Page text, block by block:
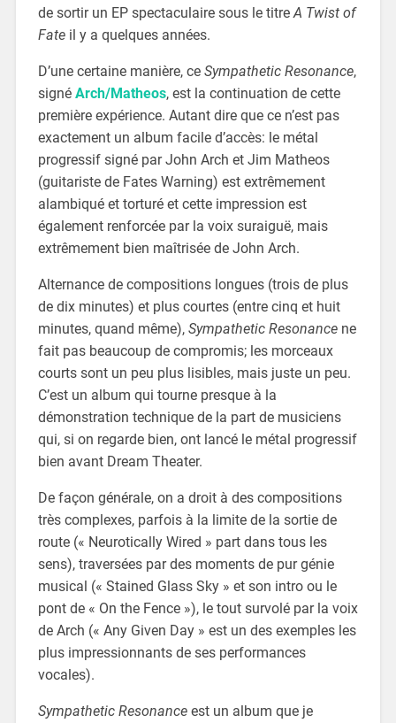
de sortir un EP spectaculaire sous le titre A Twist of
Fateil y a quelques années.
D’une certaine manière, ce Sympathetic Resonance,
signé Arch/Matheos, est la continuation de cette
première expérience. Autant dire que ce n’est pas
exactement un album facile d’accès: le métal
progressif signé par John Arch et Jim Matheos
(guitariste de Fates Warning) est extrêmement
alambiqué et torturé et cette impression est
également renforcée par la voix suraiguë, mais
extrêmement bien maîtrisée de John Arch.
Alternance de compositions longues (trois de plus
de dix minutes) et plus courtes (entre cinq et huit
minutes, quand même), Sympathetic Resonancene
fait pas beaucoup de compromis; les morceaux
courts sont un peu plus lisibles, mais juste un peu.
C’est un album qui tourne presque à la
démonstration technique de la part de musiciens
qui, si on regarde bien, ont lancé le métal progressif
bien avant Dream Theater.
De façon générale, on a droit à des compositions
très complexes, parfois à la limite de la sortie de
route (« Neurotically Wired » part dans tous les
sens), traversées par des moments de pur génie
musical (« Stained Glass Sky » et son intro ou le
pont de « On the Fence »), le tout survolé par la voix
de Arch (« Any Given Day » est un des exemples les
plus impressionnants de ses performances
vocales).
Sympathetic Resonanceest un album que je